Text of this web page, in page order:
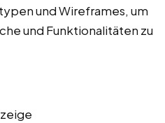
und Wireframes, um
und Funktionalitäten zu